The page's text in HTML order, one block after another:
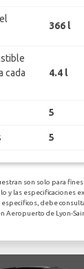
366 l
cada
4.4 l
5
5
son solo para
y las especificaciones
debe
Aeropuerto de Lyon-